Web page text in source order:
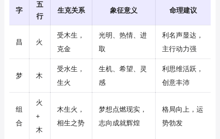
字
五
行
生克关系 象征意义 命理建议
昌 火
受木生，
克金
光明、热情、进
取
利名声显达，
主行动力强
梦 木
受水生，
生火
生机、希望、灵
感
利思维活跃，
创意丰沛
组
合
火
+
木
木生火，
相生之势
梦想点燃现实，
志向成就辉煌
格局向上，运
势勃发